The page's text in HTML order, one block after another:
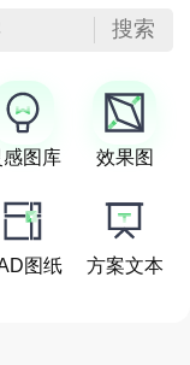
搜索
感图库 效果图
图纸 方案文本